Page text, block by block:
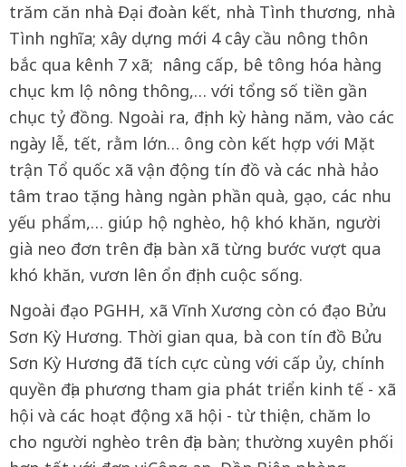
trăm căn nhà Đại đoàn kết, nhà Tình thương, nhà
Tình nghĩa; xây dựng mới 4 cây cầu nông thôn
bắc qua kênh 7 xã; nâng cấp, bê tông hóa hàng
chục km lộ nông thông,… với tổng số tiền gần
chục tỷ đồng. Ngoài ra, định kỳ hàng năm, vào các
ngày lễ, tết, rằm lớn… ông còn kết hợp với Mặt
trận Tổ quốc xã vận động tín đồ và các nhà hảo
tâm trao tặng hàng ngàn phần quà, gạo, các nhu
yếu phẩm,… giúp hộ nghèo, hộ khó khăn, người
già neo đơn trên địa bàn xã từng bước vượt qua
khó khăn, vươn lên ổn định cuộc sống.
Ngoài đạo PGHH, xã Vĩnh Xương còn có đạo Bửu
Sơn Kỳ Hương. Thời gian qua, bà con tín đồ Bửu
Sơn Kỳ Hương đã tích cực cùng với cấp ủy, chính
quyền địa phương tham gia phát triển kinh tế - xã
hội và các hoạt động xã hội - từ thiện, chăm lo
cho người nghèo trên địa bàn; thường xuyên phối